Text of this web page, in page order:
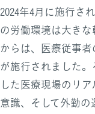
2024年4月に施行さ
の労働環境は大きな
からは、医療従事
が施行されました。
した医療現場のリ
意識、そして外勤